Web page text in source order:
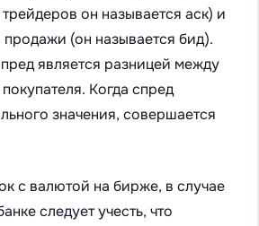
он называется аск) и
(он называется бид).
является разницей между
Когда спред
значения, совершается
с валютой на бирже, в случае
следует учесть, что